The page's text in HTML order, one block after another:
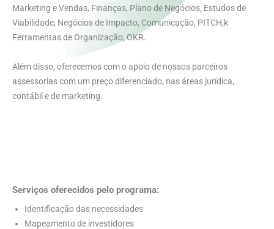
Marketing e Vendas, Finanças, Plano de Negócios, Estudos de
Viabilidade, Negócios de Impacto, Comunicação, PITCH,k
Ferramentas de Organização, OKR.
Além disso, oferecemos com o apoio de nossos parceiros
assessorias com um preço diferenciado, nas áreas jurídica,
contábil e de marketing.
Serviços oferecidos pelo programa:
Identificação das necessidades
Mapeamento de investidores